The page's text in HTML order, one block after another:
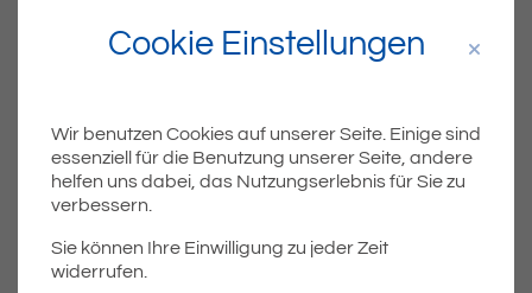
Dateiname MIBLA-KW48-2022.PDF
Dateigröße
Cookie Einstellungen
Wir benutzen Cookies auf unserer Seite. Einige sind
essenziell für die Benutzung unserer Seite, andere
helfen uns dabei, das Nutzungserlebnis für Sie zu
verbessern.
Sie können Ihre Einwilligung zu jeder Zeit
widerrufen.